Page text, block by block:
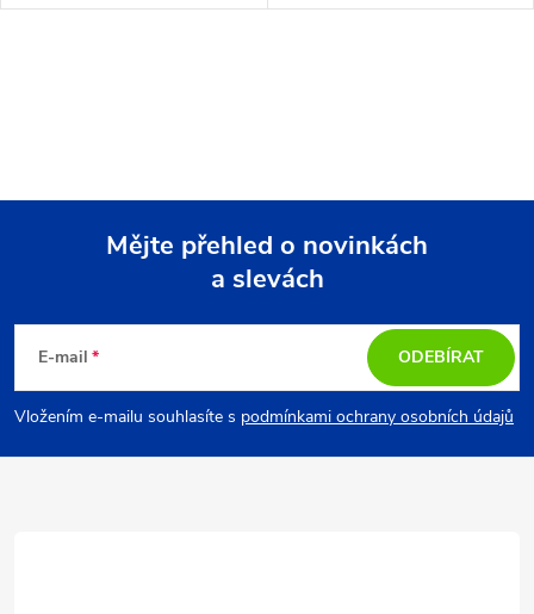
a
í
p
p
Mějte přehled o novinkách
a slevách
E-mail
Vložením e-mailu souhlasíte s podmínkami ochrany osobních údajů
ODEBÍRAT